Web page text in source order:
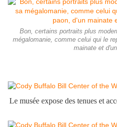
Bon, certains portraits plus
mégalomanie, comme celui qui le
mainate et
Le musée expose des tenues et